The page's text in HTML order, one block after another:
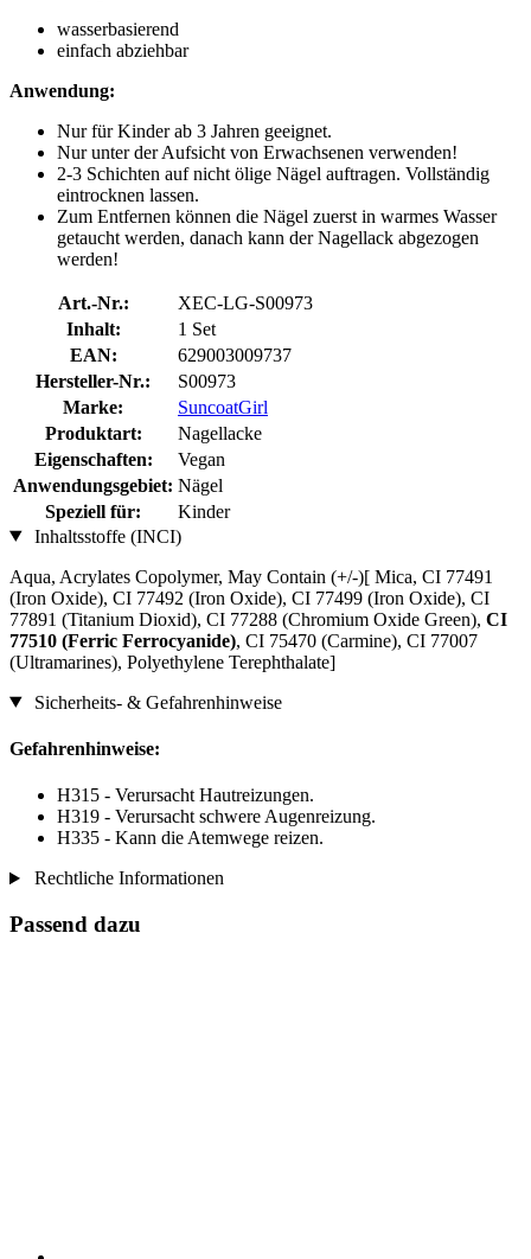
wasserbasierend
einfach abziehbar
Anwendung:
Nur für Kinder ab 3 Jahren geeignet.
Nur unter der Aufsicht von Erwachsenen verwenden!
2-3 Schichten auf nicht ölige Nägel auftragen. Vollständig
eintrocknen lassen.
Zum Entfernen können die Nägel zuerst in warmes Wasser
getaucht werden, danach kann der Nagellack abgezogen
werden!
Art.-Nr.:
XEC-LG-S00973
Inhalt:
1 Set
EAN:
629003009737
Hersteller-Nr.:
S00973
Marke:
SuncoatGirl
Produktart:
Nagellacke
Eigenschaften:
Vegan
Anwendungsgebiet: Nägel
Speziell für:
Kinder
Inhaltsstoffe (INCI)
Aqua, Acrylates Copolymer, May Contain (+/-)[ Mica, CI 77491
(Iron Oxide), CI 77492 (Iron Oxide), CI 77499 (Iron Oxide), CI
77891 (Titanium Dioxid), CI 77288 (Chromium Oxide Green), CI
77510 (Ferric Ferrocyanide), CI 75470 (Carmine), CI 77007
(Ultramarines) , Polyethylene Terephthalate]
Sicherheits- & Gefahrenhinweise
Gefahrenhinweise:
H315 - Verursacht Hautreizungen.
H319 - Verursacht schwere Augenreizung.
H335 - Kann die Atemwege reizen.
Rechtliche Informationen
Passend dazu